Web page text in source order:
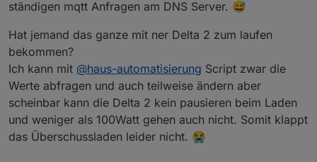
ständigen mqtt Anfragen am DNS Server. 😅
Hat jemand das ganze mit ner Delta 2 zum laufen
bekommen?
Ich kann mit @haus-automatisierung Script zwar die
Werte abfragen und auch teilweise ändern aber
scheinbar kann die Delta 2 kein pausieren beim Laden
und weniger als 100Watt gehen auch nicht. Somit klappt
das Überschussladen leider nicht. 😭